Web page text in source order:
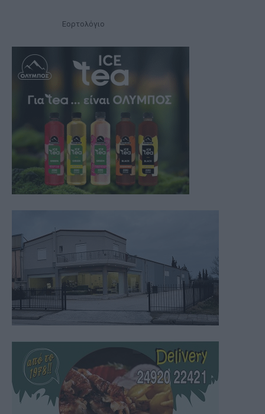
Εορτολόγιο